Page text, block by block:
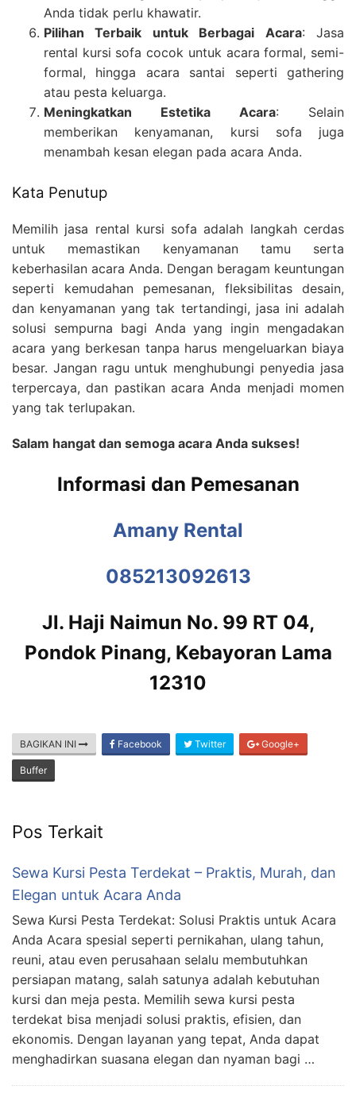
Anda tidak perlu khawatir.
Pilihan Terbaik untuk Berbagai Acara: Jasa
rental kursi sofa cocok untuk acara formal, semi-
formal, hingga acara santai seperti gathering
atau pesta keluarga.
Meningkatkan Estetika Acara: Selain
memberikan kenyamanan, kursi sofa juga
menambah kesan elegan pada acara Anda.
Kata Penutup
Memilih jasa rental kursi sofa adalah langkah cerdas
untuk memastikan kenyamanan tamu serta
keberhasilan acara Anda. Dengan beragam keuntungan
seperti kemudahan pemesanan, fleksibilitas desain,
dan kenyamanan yang tak tertandingi, jasa ini adalah
solusi sempurna bagi Anda yang ingin mengadakan
acara yang berkesan tanpa harus mengeluarkan biaya
besar. Jangan ragu untuk menghubungi penyedia jasa
terpercaya, dan pastikan acara Anda menjadi momen
yang tak terlupakan.
Salam hangat dan semoga acara Anda sukses!
Informasi dan Pemesanan
Amany Rental
085213092613
Jl. Haji Naimun No. 99 RT 04,
Pondok Pinang, Kebayoran Lama
12310
BAGIKAN INI Facebook Twitter Google+
Buffer
Pos Terkait
Sewa Kursi Pesta Terdekat – Praktis, Murah, dan
Elegan untuk Acara Anda
Sewa Kursi Pesta Terdekat: Solusi Praktis untuk Acara
Anda Acara spesial seperti pernikahan, ulang tahun,
reuni, atau even perusahaan selalu membutuhkan
persiapan matang, salah satunya adalah kebutuhan
kursi dan meja pesta. Memilih sewa kursi pesta
terdekat bisa menjadi solusi praktis, efisien, dan
ekonomis. Dengan layanan yang tepat, Anda dapat
menghadirkan suasana elegan dan nyaman bagi …